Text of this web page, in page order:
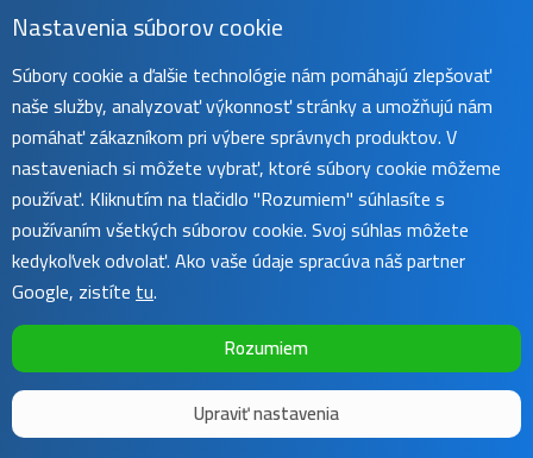
5+ ks skladom
Batéria pre Motorola
EX500, 560, 600, GP329,
628, 644, PTX760,
1800mAh, Li-Ion
24,49 €
IC-E91, ID-91 a ďalšie,
1900 mAh, Li-Ion
37,49 €
Načítať ďalších 26
Sunnysoft2016 - 2026 | Template by
Nastavenia súborov cookie
Súbory cookie a ďalšie technológie nám pomáhajú zlepšovať
naše služby, analyzovať výkonnosť stránky a umožňujú nám
pomáhať zákazníkom pri výbere správnych produktov. V
nastaveniach si môžete vybrať, ktoré súbory cookie môžeme
používať. Kliknutím na tlačidlo "Rozumiem" súhlasíte s
používaním všetkých súborov cookie. Svoj súhlas môžete
kedykoľvek odvolať. Ako vaše údaje spracúva náš partner
Google, zistítetu.
Rozumiem
Upraviť nastavenia